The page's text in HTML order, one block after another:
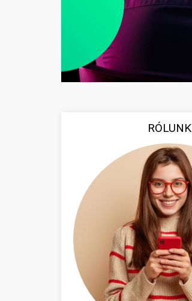
RÓLUNK